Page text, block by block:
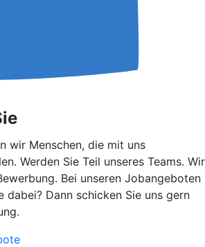
wir Menschen, die mit uns
Werden Sie Teil unseres Teams. Wir
Bei unseren Jobangeboten
dabei? Dann schicken Sie uns gern